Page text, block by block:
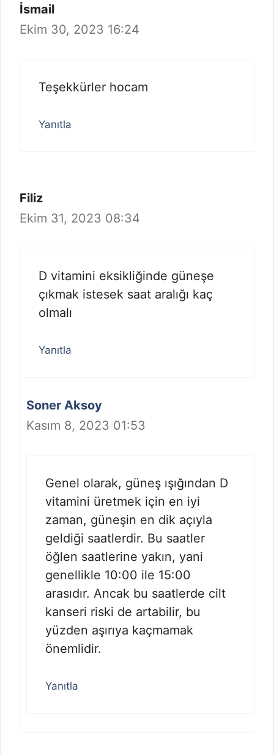
İsmail
Ekim 30, 2023 16:24
Teşekkürler hocam
Yanıtla
Filiz
Ekim 31, 2023 08:34
D vitamini eksikliğinde güneşe
çıkmak istesek saat aralığı kaç
olmalı
Yanıtla
Soner Aksoy
Kasım 8, 2023 01:53
Genel olarak, güneş ışığından D
vitamini üretmek için en iyi
zaman, güneşin en dik açıyla
geldiği saatlerdir. Bu saatler
öğlen saatlerine yakın, yani
genellikle 10:00 ile 15:00
arasıdır. Ancak bu saatlerde cilt
kanseri riski de artabilir, bu
yüzden aşırıya kaçmamak
önemlidir.
Yanıtla